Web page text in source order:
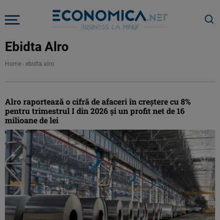
Ebidta Alro
Home - ebidta alro
Alro raportează o cifră de afaceri în creștere cu 8%
pentru trimestrul I din 2026 și un profit net de 16
milioane de lei